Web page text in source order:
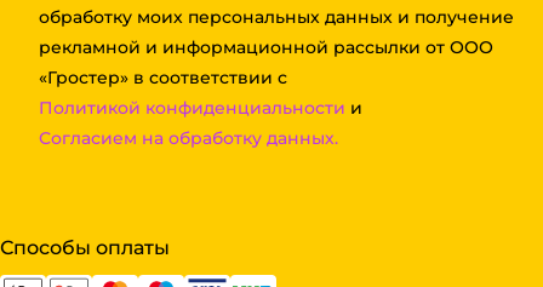
обработку моих персональных данных и получение
рекламной и информационной рассылки от ООО
«Гростер» в соответствии с
Политикой конфиденциальности и
Согласием на обработку данных.
Способы оплаты